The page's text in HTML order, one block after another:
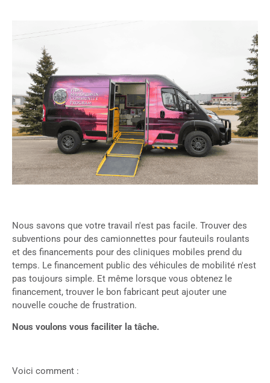
Nous savons que votre travail n'est pas facile. Trouver des
subventions pour des camionnettes pour fauteuils roulants
et des financements pour des cliniques mobiles prend du
temps. Le financement public des véhicules de mobilité n'est
pas toujours simple. Et même lorsque vous obtenez le
financement, trouver le bon fabricant peut ajouter une
nouvelle couche de frustration.
Nous voulons vous faciliter la tâche.
Voici comment :